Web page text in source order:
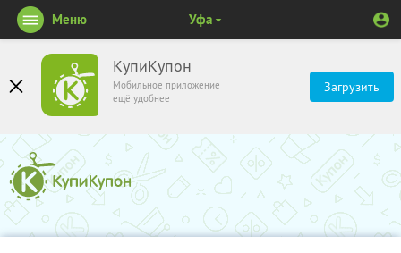
КупиКупон
Мобильное приложение
ещё удобнее
Загрузить
Меню Уфа